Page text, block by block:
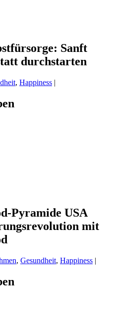
Sanft
durchstarten
, Happiness |
Pyramide USA
mit
, Gesundheit, Happiness |